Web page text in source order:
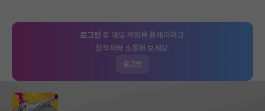
로그인 후 데모 게임을 플레이하고,
창작자와 소통해 보세요.
로그인